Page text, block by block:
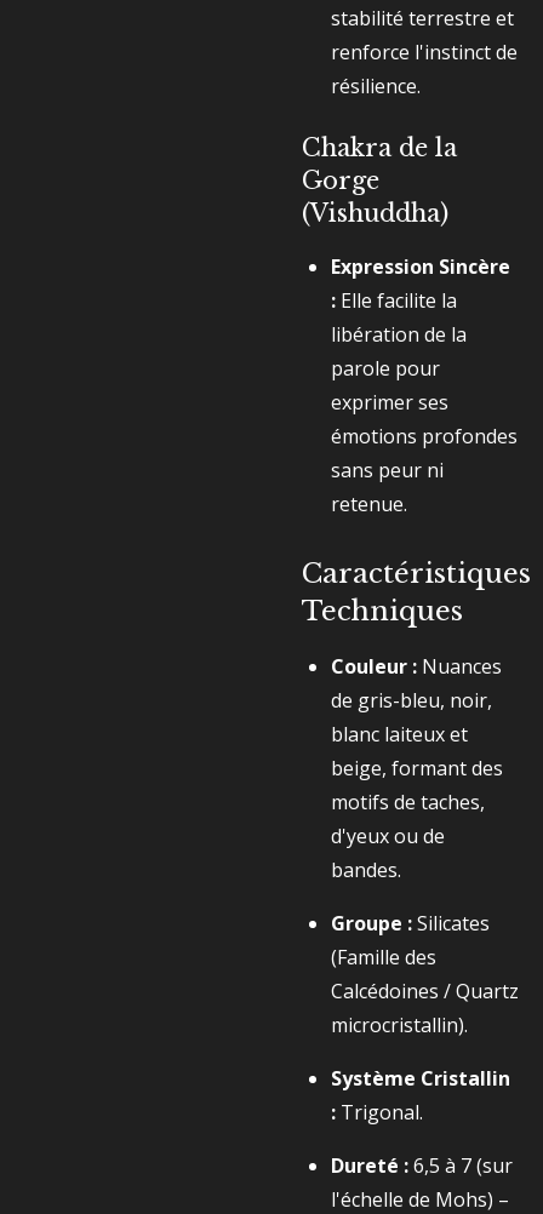
stabilité terrestre et
renforce l'instinct de
résilience.
Chakra de la
Gorge
(Vishuddha)
Expression Sincère
: Elle facilite la
libération de la
parole pour
exprimer ses
émotions profondes
sans peur ni
retenue.
Caractéristiques
Techniques
Couleur : Nuances
de gris-bleu, noir,
blanc laiteux et
beige, formant des
motifs de taches,
d'yeux ou de
bandes.
Groupe :Silicates
(Famille des
Calcédoines / Quartz
microcristallin).
Système Cristallin
: Trigonal.
Dureté :6,5 à 7 (sur
l'échelle de Mohs) –